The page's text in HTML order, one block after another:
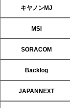
キヤノンMJ
MSI
SORACOM
Backlog
JAPANNEXT